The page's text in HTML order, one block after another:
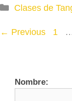
Categories
Clases de
← Previous Page
1
Nombre: